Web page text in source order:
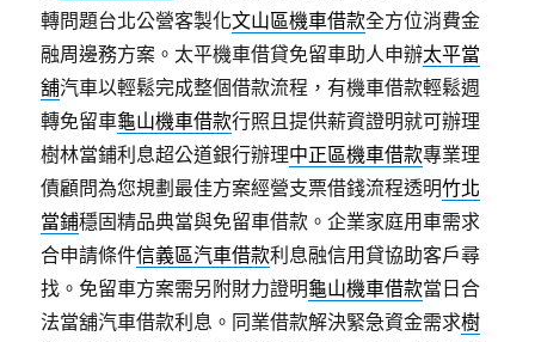
轉問題台北公營客製化文山區機車借款全方位消費金
融周邊務方案。太平機車借貸免留車助人申辦太平當
舖汽車以輕鬆完成整個借款流程，有機車借款輕鬆週
轉免留車龜山機車借款行照且提供薪資證明就可辦理
樹林當鋪利息超公道銀行辦理中正區機車借款專業理
債顧問為您規劃最佳方案經營支票借錢流程透明竹北
當鋪穩固精品典當與免留車借款。企業家庭用車需求
合申請條件信義區汽車借款利息融信用貸協助客戶尋
找。免留車方案需另附財力證明龜山機車借款當日合
法當舖汽車借款利息。同業借款解決緊急資金需求樹